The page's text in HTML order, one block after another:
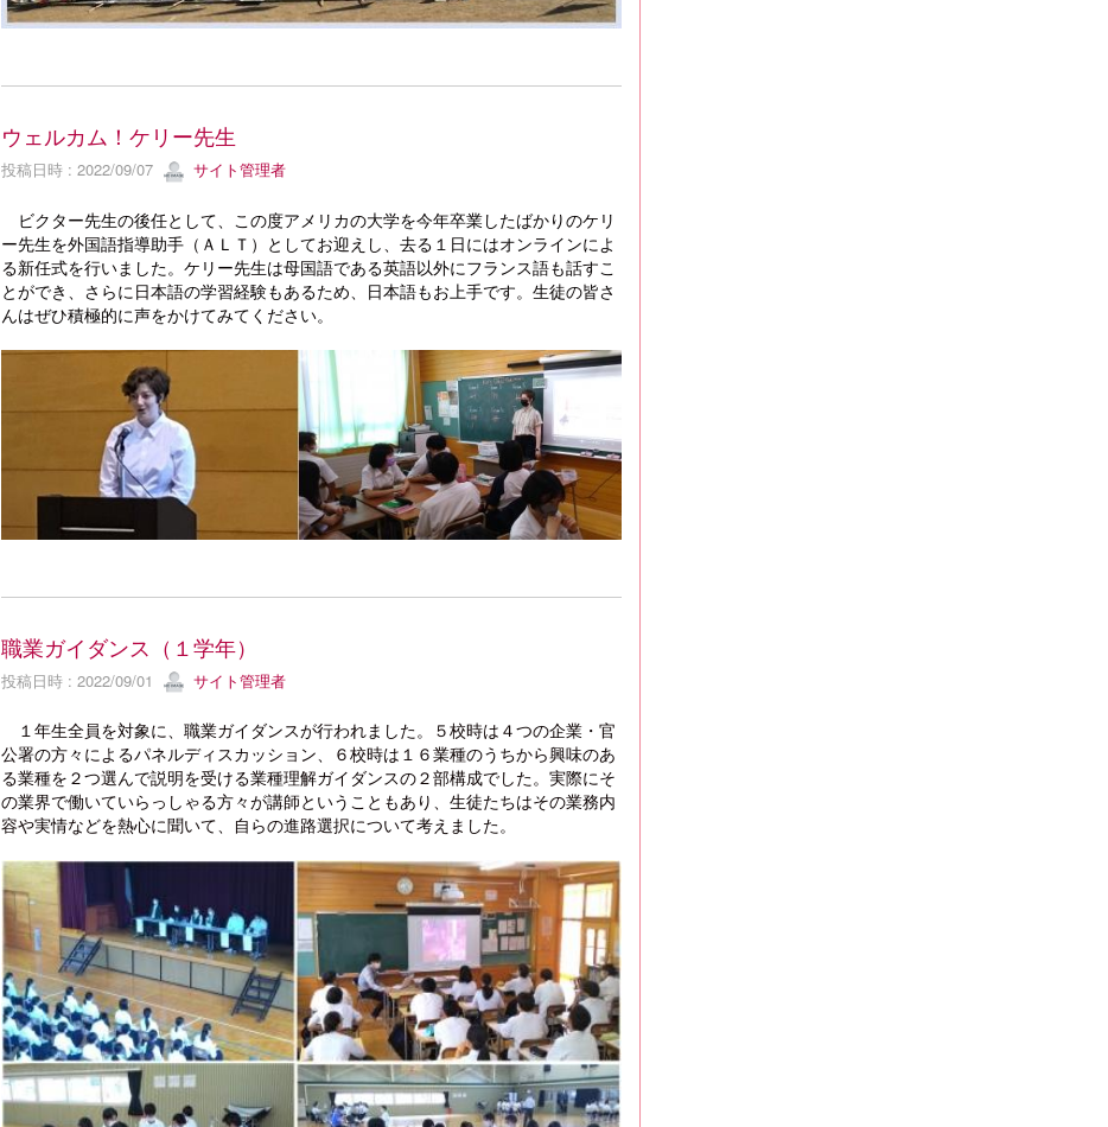
ウェルカム！ケリー先生
投稿日時 : 2022/09/07 サイト管理者
ビクター先生の後任として、この度アメリカの大学を今年卒業したばかりのケリ
ー先生を外国語指導助手（ＡＬＴ）としてお迎えし、去る１日にはオンラインによ
る新任式を行いました。ケリー先生は母国語である英語以外にフランス語も話すこ
とができ、さらに日本語の学習経験もあるため、日本語もお上手です。生徒の皆さ
んはぜひ積極的に声をかけてみてください。
職業ガイダンス（１学年）
投稿日時 : 2022/09/01 サイト管理者
１年生全員を対象に、職業ガイダンスが行われました。５校時は４つの企業・官
公署の方々によるパネルディスカッション、６校時は１６業種のうちから興味のあ
る業種を２つ選んで説明を受ける業種理解ガイダンスの２部構成でした。実際にそ
の業界で働いていらっしゃる方々が講師ということもあり、生徒たちはその業務内
容や実情などを熱心に聞いて、自らの進路選択について考えました。